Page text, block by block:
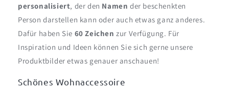
personalisiert, der den Namen der beschenkten
Person darstellen kann oder auch etwas ganz anderes.
Dafür haben Sie 60 Zeichen zur Verfügung. Für
Inspiration und Ideen können Sie sich gerne unsere
Produktbilder etwas genauer anschauen!
Schönes Wohnaccessoire